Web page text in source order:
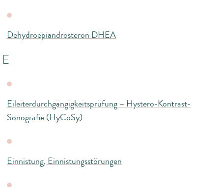
Dehydroepiandrosteron DHEA
E
Eileiterdurchgängigkeitsprüfung – Hystero-Kontrast-
Sonografie (HyCoSy)
Einnistung, Einnistungsstörungen